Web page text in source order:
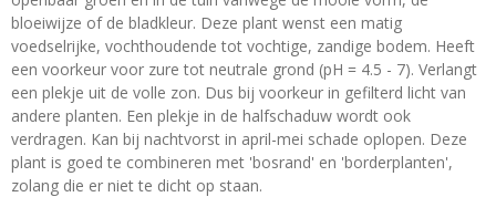
bloeiwijze of de bladkleur. Deze plant wenst een matig
voedselrijke, vochthoudende tot vochtige, zandige bodem. Heeft
een voorkeur voor zure tot neutrale grond (pH = 4.5 - 7). Verlangt
een plekje uit de volle zon. Dus bij voorkeur in gefilterd licht van
andere planten. Een plekje in de halfschaduw wordt ook
verdragen. Kan bij nachtvorst in april-mei schade oplopen. Deze
plant is goed te combineren met 'bosrand' en 'borderplanten',
zolang die er niet te dicht op staan.